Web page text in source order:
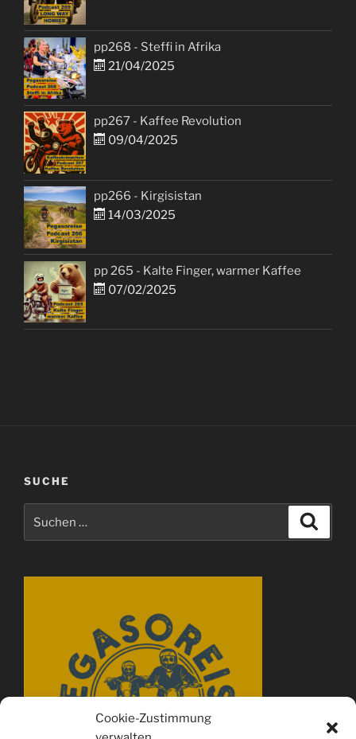
Cookie-Zustimmung
pp268 - Steffi in Afrika
21/04/2025
pp267 - Kaffee Revolution
09/04/2025
pp266 - Kirgisistan
14/03/2025
pp 265 - Kalte Finger, warmer Kaffee
07/02/2025
SUCHE
nach: